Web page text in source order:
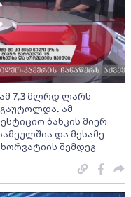
7,3 მლრდ ლარს
გაუტოლდა. ამ
ბანკის მიერ
და მესამე
შემდეგ